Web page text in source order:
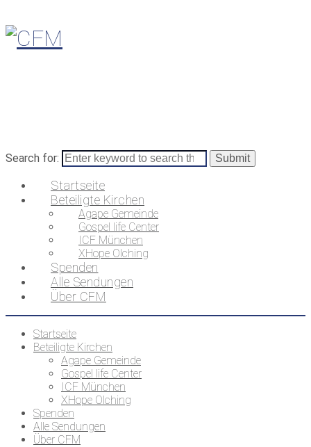
Search for:
Startseite
Beteiligte Kirchen
Agape Gemeinde
Gospel life Center
ICF München
XHope Olching
Spenden
Alle Sendungen
Über CFM
Startseite
Beteiligte Kirchen
Agape Gemeinde
Gospel life Center
ICF München
XHope Olching
Spenden
Alle Sendungen
Über CFM